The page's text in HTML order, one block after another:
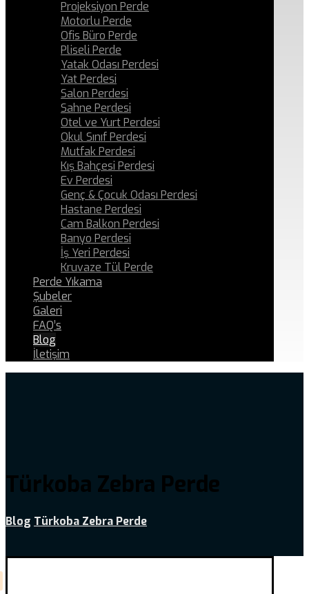
Projeksiyon Perde
Motorlu Perde
Ofis Büro Perde
Pliseli Perde
Yatak Odası Perdesi
Yat Perdesi
Salon Perdesi
Sahne Perdesi
Otel ve Yurt Perdesi
Okul Sınıf Perdesi
Mutfak Perdesi
Kış Bahçesi Perdesi
Ev Perdesi
Genç & Çocuk Odası Perdesi
Hastane Perdesi
Cam Balkon Perdesi
Banyo Perdesi
İş Yeri Perdesi
Kruvaze Tül Perde
Perde Yıkama
Şubeler
Galeri
FAQ’s
Blog
İletişim
Türkoba Zebra Perde
Blog Türkoba Zebra Perde